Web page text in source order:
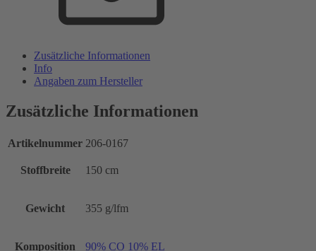
Zusätzliche Informationen
Info
Angaben zum Hersteller
Zusätzliche Informationen
Artikelnummer 206-0167
Stoffbreite 150 cm
Gewicht 355 g/lfm
Komposition 90% CO 10% EL